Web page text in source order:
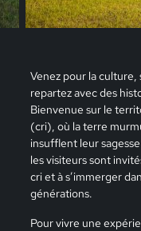
Venez pour la
repartez avec des
Bienvenue sur le
(cri), où la terre
insufflent leur
les visiteurs sont
cri et à s’immerger
générations.
Pour vivre une